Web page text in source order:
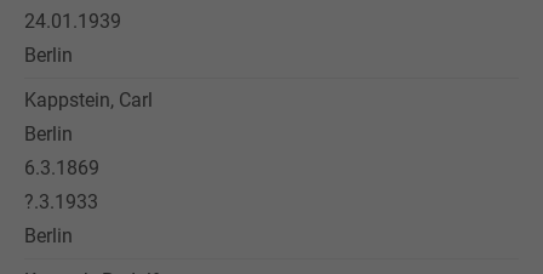
24.01.1939
Berlin
Kappstein, Carl
Berlin
6.3.1869
?.3.1933
Berlin